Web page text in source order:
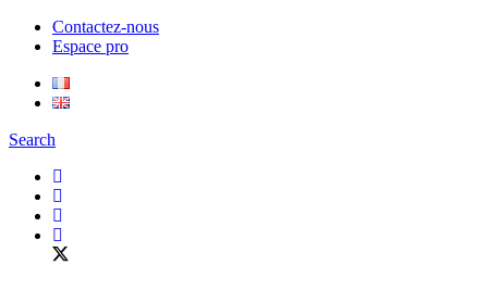
Contactez-nous
Espace pro
Search